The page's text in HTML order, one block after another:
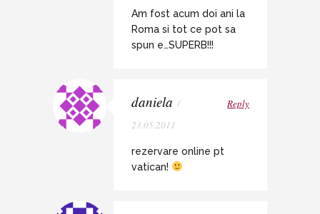
Am fost acum doi ani la
Roma si tot ce pot sa
spun e…SUPERB!!!
daniela /
23.05.2011
Reply
rezervare online pt
vatican!